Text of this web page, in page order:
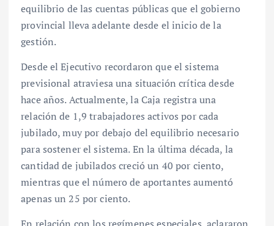
equilibrio de las cuentas públicas que el gobierno
provincial lleva adelante desde el inicio de la
gestión.
Desde el Ejecutivo recordaron que el sistema
previsional atraviesa una situación crítica desde
hace años. Actualmente, la Caja registra una
relación de 1,9 trabajadores activos por cada
jubilado, muy por debajo del equilibrio necesario
para sostener el sistema. En la última década, la
cantidad de jubilados creció un 40 por ciento,
mientras que el número de aportantes aumentó
apenas un 25 por ciento.